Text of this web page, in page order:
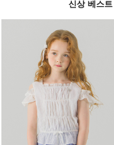
신상 베스트